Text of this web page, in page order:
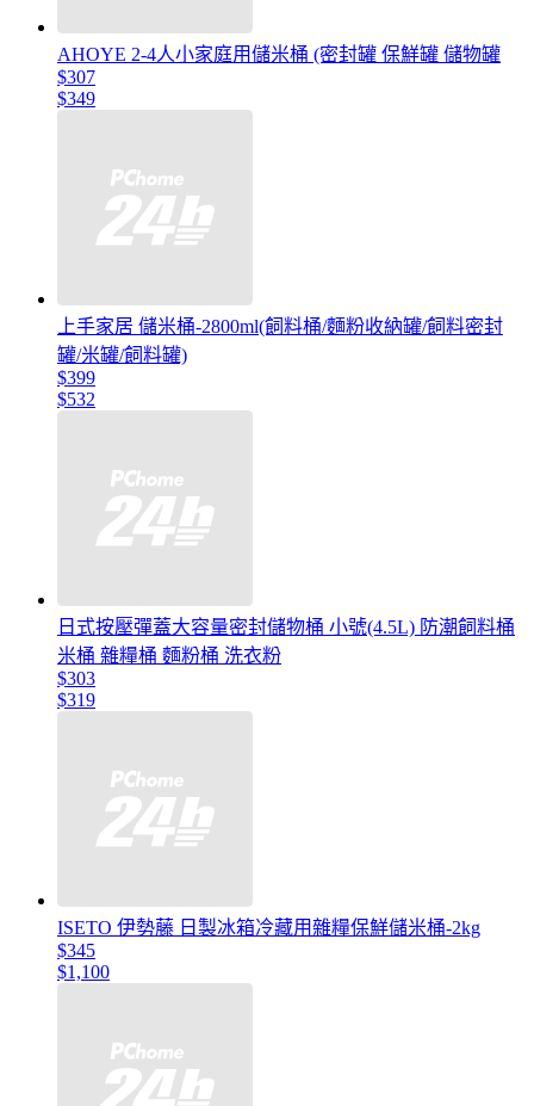
AHOYE 2-4人小家庭用儲米桶 (密封罐 保鮮罐 儲物罐
$307
$349
上手家居 儲米桶-2800ml(飼料桶/麵粉收納罐/飼料密封
罐/米罐/飼料罐)
$399
$532
日式按壓彈蓋大容量密封儲物桶 小號(4.5L) 防潮飼料桶
米桶 雜糧桶 麵粉桶 洗衣粉
$303
$319
ISETO 伊勢藤 日製冰箱冷藏用雜糧保鮮儲米桶-2kg
$345
$1,100